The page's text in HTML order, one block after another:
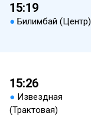
15:19
● Билимбай (Центр)
15:26
● Извездная
(Трактовая)